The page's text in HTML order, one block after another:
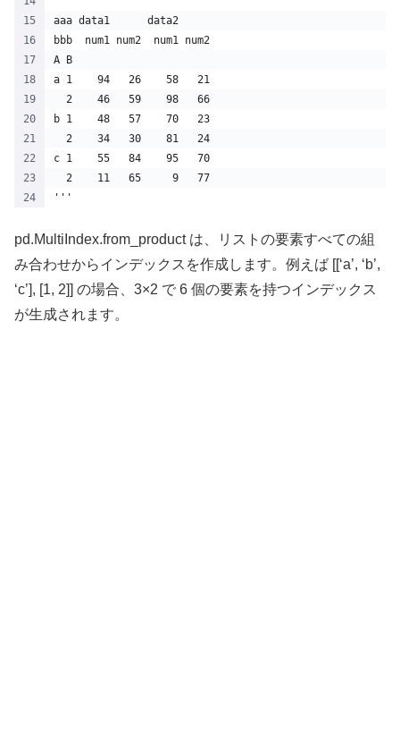
aaa data1      data2
bbb  num1 num2  num1 num2
A B
a 1    94   26    58   21
  2    46   59    98   66
b 1    48   57    70   23
  2    34   30    81   24
c 1    55   84    95   70
  2    11   65     9   77
'''
pd.MultiIndex.from_product は、リストの要素すべての組
み合わせからインデックスを作成します。例えば [[‘a’, ‘b’,
‘c’], [1, 2]] の場合、3×2 で 6 個の要素を持つインデックス
が生成されます。